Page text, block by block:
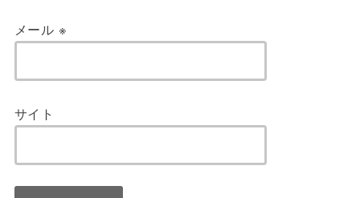
メール ※
サイト